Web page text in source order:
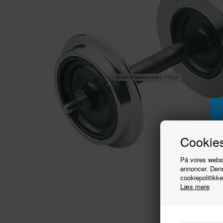
På vores
annoncer.
Læs mere